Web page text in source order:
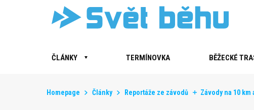
ČLÁNKY TERMÍNOVKA BĚŽECKÉ
Homepage Články Reportáže ze závodů Závody na 10 km